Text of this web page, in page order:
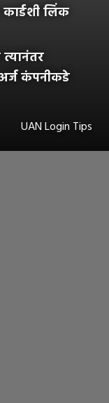
लिंक
कंपनीकडे
UAN Login Tips